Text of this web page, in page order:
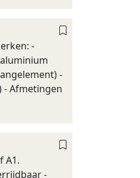
-
-
- Afmetingen
A1.
-